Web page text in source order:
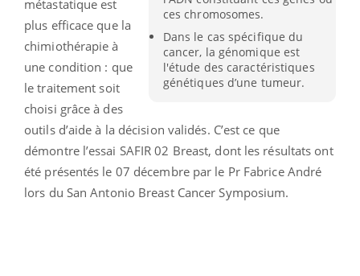
ces chromosomes.
Dans le cas spécifique du
cancer, la génomique est
l'étude des caractéristiques
génétiques d’une tumeur.
métastatique est
plus efficace que la
chimiothérapie à
une condition : que
le traitement soit
choisi grâce à des
outils d’aide à la décision validés. C’est ce que
démontre l’essai SAFIR 02 Breast, dont les résultats ont
été présentés le 07 décembre par le Pr Fabrice André
lors du San Antonio Breast Cancer Symposium.